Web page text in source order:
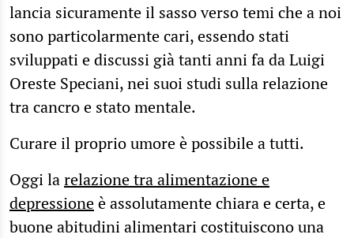
lancia sicuramente il sasso verso temi che a noi
sono particolarmente cari, essendo stati
sviluppati e discussi già tanti anni fa da Luigi
Oreste Speciani, nei suoi studi sulla relazione
tra cancro e stato mentale.
Curare il proprio umore è possibile a tutti.
Oggi larelazione tra alimentazione e
depressioneè assolutamente chiara e certa, e
buone abitudini alimentari costituiscono una